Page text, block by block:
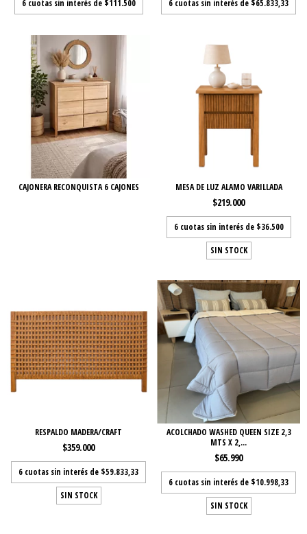
6 cuotas sin interés de $111.500 6 cuotas sin interés de $65.833,33
CAJONERA RECONQUISTA 6 CAJONES MESA DE LUZ ALAMO VARILLADA
$219.000
6 cuotas sin interés de $36.500
SIN STOCK
RESPALDO MADERA/CRAFT
$359.000
6 cuotas sin interés de $59.833,33
SIN STOCK
ACOLCHADO WASHED QUEEN SIZE 2,3
MTS X 2,...
$65.990
6 cuotas sin interés de $10.998,33
SIN STOCK